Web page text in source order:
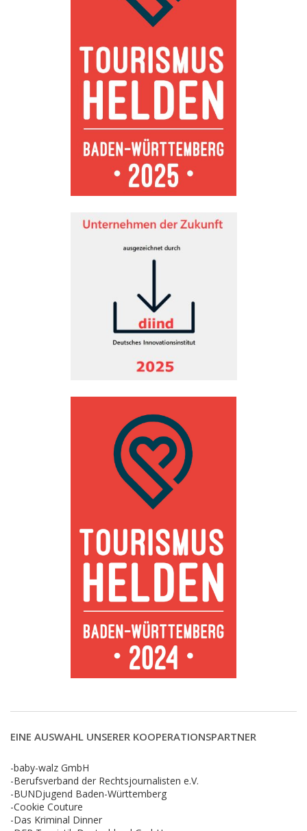
EINE AUSWAHL UNSERER KOOPERATIONSPARTNER
-baby-walz GmbH
-Berufsverband der Rechtsjournalisten e.V.
-BUNDjugend Baden-Württemberg
-Cookie Couture
-Das Kriminal Dinner